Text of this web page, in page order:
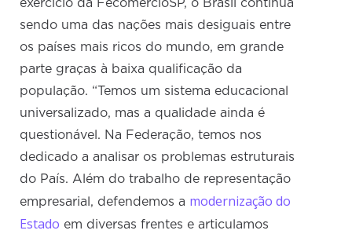
exercício da FecomercioSP, o Brasil continua
sendo uma das nações mais desiguais entre
os países mais ricos do mundo, em grande
parte graças à baixa qualificação da
população. “Temos um sistema educacional
universalizado, mas a qualidade ainda é
questionável. Na Federação, temos nos
dedicado a analisar os problemas estruturais
do País. Além do trabalho de representação
empresarial, defendemos a modernização do
Estado em diversas frentes e articulamos